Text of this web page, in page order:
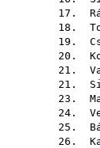
17.
18.
19.
20.
21.
21.
23.
24.
25.
26.